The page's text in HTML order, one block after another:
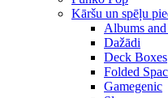
Kāršu un spēļu
Albums and
Dažādi
Deck Boxes
Folded
Gamegenic